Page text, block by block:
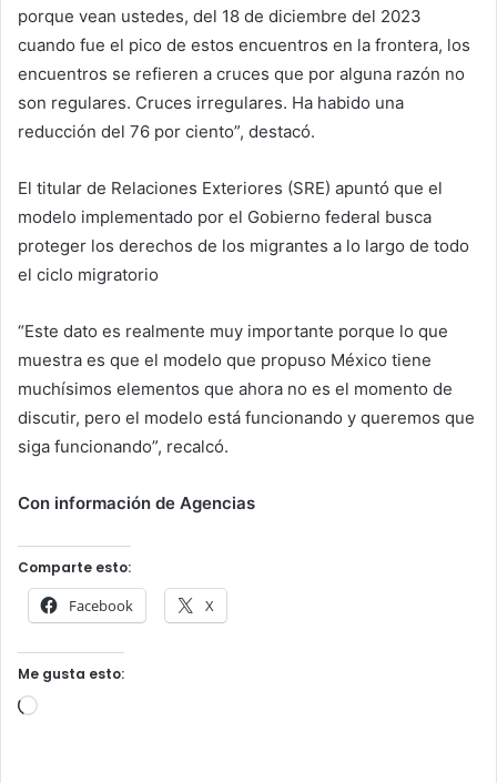
porque vean ustedes, del 18 de diciembre del 2023
cuando fue el pico de estos encuentros en la frontera, los
encuentros se refieren a cruces que por alguna razón no
son regulares. Cruces irregulares. Ha habido una
reducción del 76 por ciento”, destacó.
El titular de Relaciones Exteriores (SRE) apuntó que el
modelo implementado por el Gobierno federal busca
proteger los derechos de los migrantes a lo largo de todo
el ciclo migratorio
“Este dato es realmente muy importante porque lo que
muestra es que el modelo que propuso México tiene
muchísimos elementos que ahora no es el momento de
discutir, pero el modelo está funcionando y queremos que
siga funcionando”, recalcó.
Con información de Agencias
Comparte esto:
Facebook X
Me gusta esto:
Cargando...